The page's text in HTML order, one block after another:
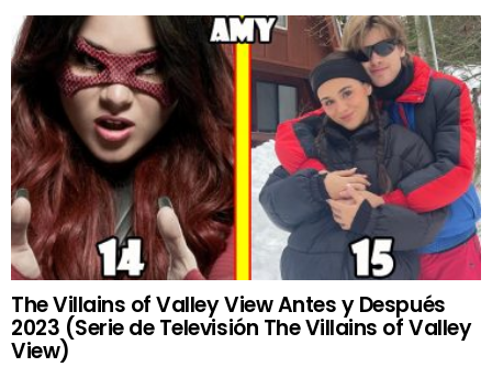
The Villains of Valley View Antes y Después
2023 (Serie de Televisión The Villains of Valley
View)